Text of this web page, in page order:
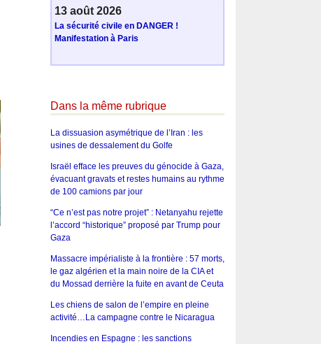
13 août 2026
La sécurité civile en DANGER !
Manifestation à Paris
Dans la même rubrique
La dissuasion asymétrique de l’Iran : les
usines de dessalement du Golfe
Israël efface les preuves du génocide à Gaza,
évacuant gravats et restes humains au rythme
de 100 camions par jour
“Ce n’est pas notre projet” : Netanyahu rejette
l’accord “historique” proposé par Trump pour
Gaza
Massacre impérialiste à la frontière : 57 morts,
le gaz algérien et la main noire de la CIA et
du Mossad derrière la fuite en avant de Ceuta
Les chiens de salon de l’empire en pleine
activité…La campagne contre le Nicaragua
Incendies en Espagne : les sanctions